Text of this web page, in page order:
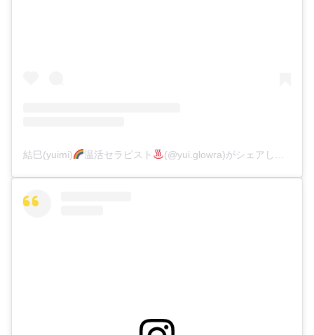
結巳(yuimi) 温活セラピスト (@yui.glowra)がシェアした投稿